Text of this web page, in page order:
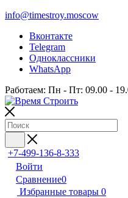
info@timestroy.moscow
Вконтакте
Telegram
Одноклассники
WhatsApp
Работаем: Пн - Пт: 09.00 -
+7-499-136-8-333
Войти
Сравнение0
Избранные товары 0